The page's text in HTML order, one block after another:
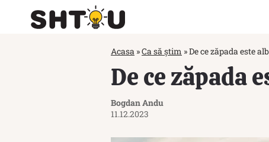
Acasa »Ca să știm »De ce zăpada este
De ce zăpada
Bogdan Andu
11.12.2023